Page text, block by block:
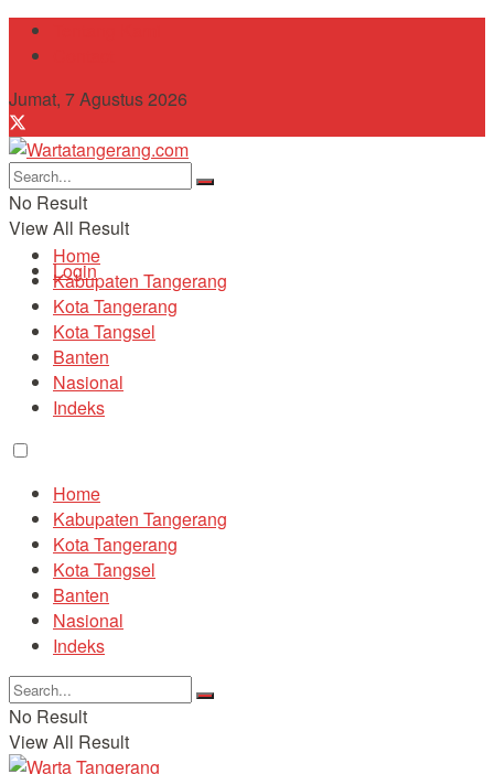
Jumat, 7 Agustus 2026
No Result
View All Result
Login
Home
Kabupaten Tangerang
Kota Tangerang
Kota Tangsel
Banten
Nasional
Indeks
Home
Kabupaten Tangerang
Kota Tangerang
Kota Tangsel
Banten
Nasional
Indeks
No Result
View All Result